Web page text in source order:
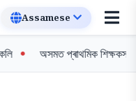
প্ৰাথমিক শিক্ষকসকলৰ ব্যাপক